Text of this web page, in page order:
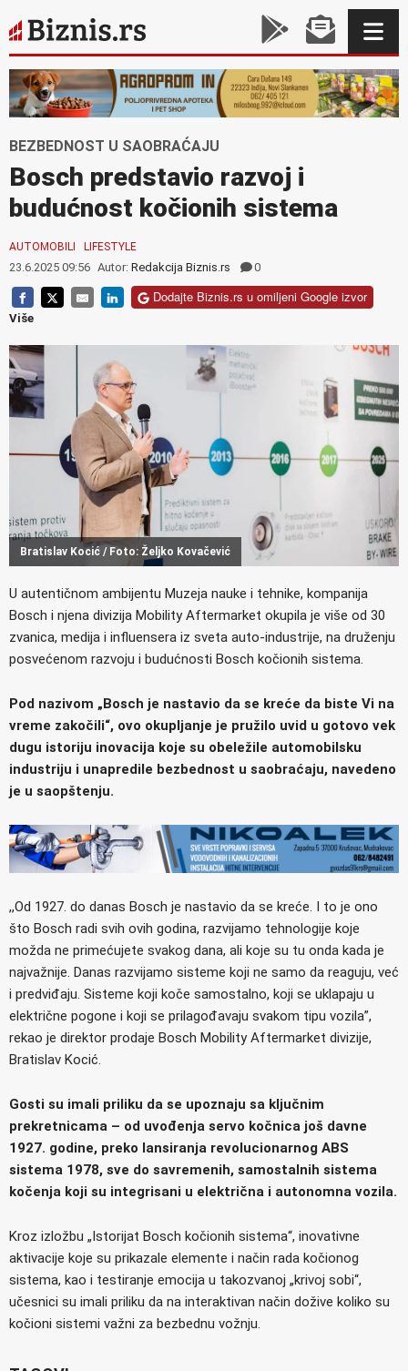
BEZBEDNOST U SAOBRAĆAJU
Bosch predstavio razvoj i
budućnost kočionih sistema
AUTOMOBILI LIFESTYLE
23.6.2025 09:56 Autor: Redakcija Biznis.rs 0
Dodajte Biznis.rs u omiljeni Google izvor
Više
Bratislav Kocić / Foto: Željko Kovačević
U autentičnom ambijentu Muzeja nauke i tehnike, kompanija
Bosch i njena divizija Mobility Aftermarket okupila je više od 30
zvanica, medija i influensera iz sveta auto-industrije, na druženju
posvećenom razvoju i budućnosti Bosch kočionih sistema.
Pod nazivom „Bosch je nastavio da se kreće da biste Vi na
vreme zakočili“, ovo okupljanje je pružilo uvid u gotovo vek
dugu istoriju inovacija koje su obeležile automobilsku
industriju i unapredile bezbednost u saobraćaju, navedeno
je u saopštenju.
,,Od 1927. do danas Bosch je nastavio da se kreće. I to je ono
što Bosch radi svih ovih godina, razvijamo tehnologije koje
možda ne primećujete svakog dana, ali koje su tu onda kada je
najvažnije. Danas razvijamo sisteme koji ne samo da reaguju, već
i predviđaju. Sisteme koji koče samostalno, koji se uklapaju u
električne pogone i koji se prilagođavaju svakom tipu vozila”,
rekao je direktor prodaje Bosch Mobility Aftermarket divizije,
Bratislav Kocić.
Gosti su imali priliku da se upoznaju sa ključnim
prekretnicama – od uvođenja servo kočnica još davne
1927. godine, preko lansiranja revolucionarnog ABS
sistema 1978, sve do savremenih, samostalnih sistema
kočenja koji su integrisani u električna i autonomna vozila.
Kroz izložbu „Istorijat Bosch kočionih sistema“, inovativne
aktivacije koje su prikazale elemente i način rada kočionog
sistema, kao i testiranje emocija u takozvanoj „krivoj sobi“,
učesnici su imali priliku da na interaktivan način dožive koliko su
kočioni sistemi važni za bezbednu vožnju.